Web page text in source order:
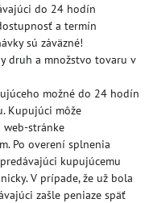
do 24 hodín
a termín
sú záväzné!
druh a množstvo tovaru v
možné do 24 hodín
Kupujúci môže
web-stránke
Po overení splnenia
kupujúcemu
V prípade, že už bola
zašle peniaze späť